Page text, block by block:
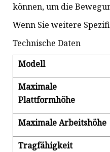
können, um die
Wenn Sie weitere
Technische Daten
Modell
Maximale
Plattformhöhe
Maximale Arbeitshöhe
Tragfähigkeit